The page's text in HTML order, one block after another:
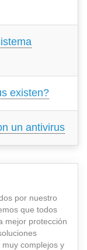
existen?
un antivirus
por nuestro
que todos
mejor protección
complejos y